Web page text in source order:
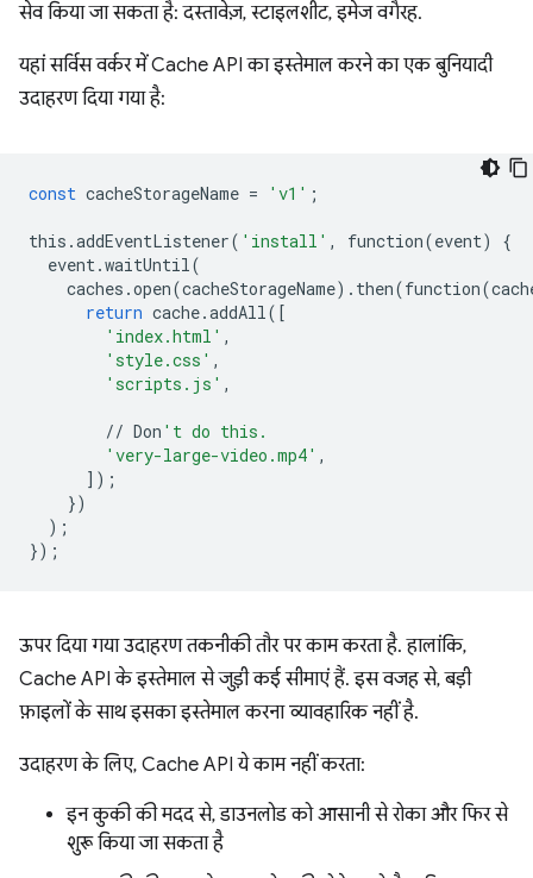
सेव किया जा सकता है: दस्तावेज़, स्टाइलशीट, इमेज वगैरह.
यहां सर्विस वर्कर में Cache API का इस्तेमाल करने का एक बुनियादी
उदाहरण दिया गया है:
const cacheStorageName = 'v1' ;
this .addEventListener( 'install' , function(event)
{
event.waitUntil(
caches .open(cacheStorageName) . then(function(
return cache.addAll([
'index.html' ,
'style.css' ,
'scripts.js' ,
// Don 't do this.
'very-large-video.mp4' ,
]);
})
);
});
ऊपर दिया गया उदाहरण तकनीकी तौर पर काम करता है. हालांकि,
Cache API के इस्तेमाल से जुड़ी कई सीमाएं हैं. इस वजह से, बड़ी
फ़ाइलों के साथ इसका इस्तेमाल करना व्यावहारिक नहीं है.
उदाहरण के लिए, Cache API ये काम नहीं करता:
इन कुकी की मदद से, डाउनलोड को आसानी से रोका और फिर से
शुरू किया जा सकता है